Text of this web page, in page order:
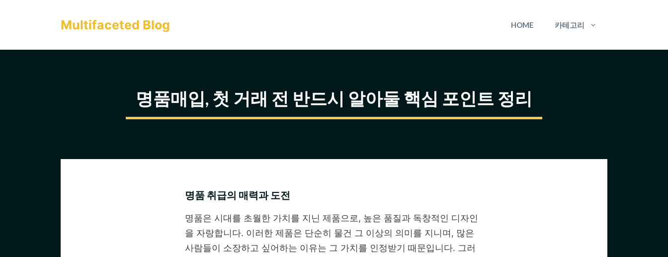
로
Multifaceted Blog HOME 카테고리
명품매입, 첫 거래 전 반드시 알아둘 핵심 포인트 정리
명품 취급의 매력과 도전
명품은 시대를 초월한 가치를 지닌 제품으로, 높은 품질과 독창적인 디자인
을 자랑합니다. 이러한 제품은 단순히 물건 그 이상의 의미를 지니며, 많은
사람들이 소장하고 싶어하는 이유는 그 가치를 인정받기 때문입니다. 그러